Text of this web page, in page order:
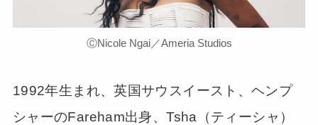
ⒸNicole Ngai／Ameria Studios
1992年生まれ、英国サウスイースト、ヘンプ
シャーのFareham出身、Tsha（ティーシャ）